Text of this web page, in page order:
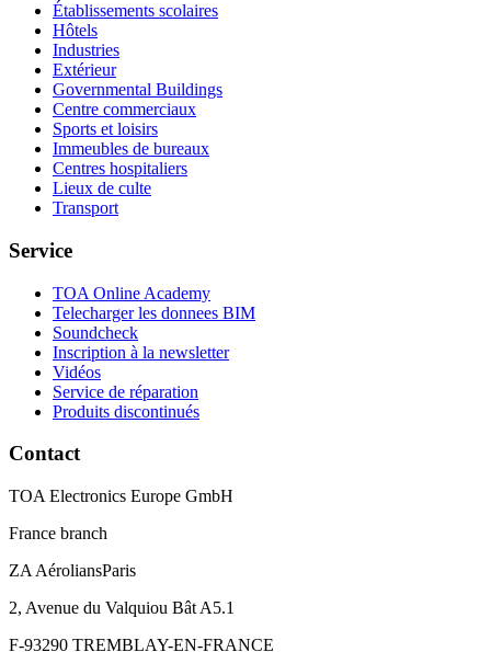
Établissements scolaires
Hôtels
Industries
Extérieur
Governmental Buildings
Centre commerciaux
Sports et loisirs
Immeubles de bureaux
Centres hospitaliers
Lieux de culte
Transport
Service
TOA Online Academy
Telecharger les donnees BIM
Soundcheck
Inscription à la newsletter
Vidéos
Service de réparation
Produits discontinués
Contact
TOA Electronics Europe GmbH
France branch
ZA AéroliansParis
2, Avenue du Valquiou Bât A5.1
F-93290 TREMBLAY-EN-FRANCE